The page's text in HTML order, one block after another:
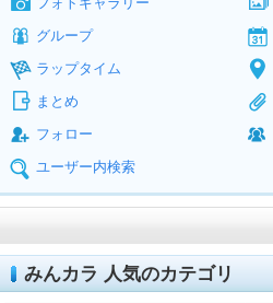
グループ
ラップタイム
まとめ
フォロー
ユーザー内検索
みんカラ 人気のカテゴリ